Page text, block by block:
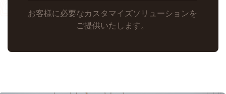
お客様に必要なカスタマイズソリューションを
ご提供いたします。